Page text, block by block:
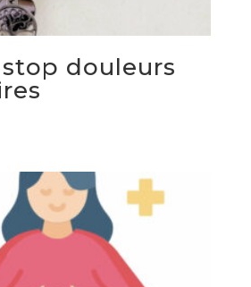
douleurs